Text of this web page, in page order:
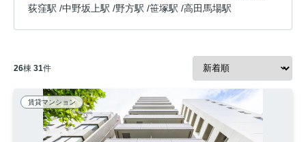
荻窪駅 /中野坂上駅 /野方駅 /笹塚駅 /高田馬場駅
26棟 31件
賃貸マンション